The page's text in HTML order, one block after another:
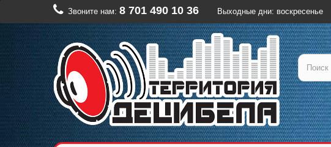
Звоните нам: 8 701 490 10 36 Выходные дни: воскресенье